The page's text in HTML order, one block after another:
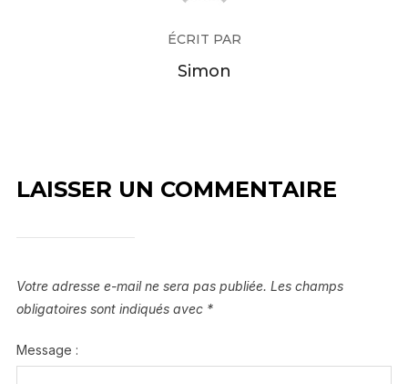
ÉCRIT PAR
Simon
LAISSER UN COMMENTAIRE
Votre adresse e-mail ne sera pas publiée. Les champs
obligatoires sont indiqués avec *
Message :